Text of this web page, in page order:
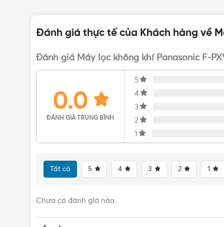
Đánh giá thực tế của Khách hàng về
Đánh giá Máy lọc không khí Panasonic F-
0.0
ĐÁNH GIÁ TRUNG BÌNH
5
4
3
2
1
Tất cả 5 4 3 2 1
Chưa có đánh giá nào.